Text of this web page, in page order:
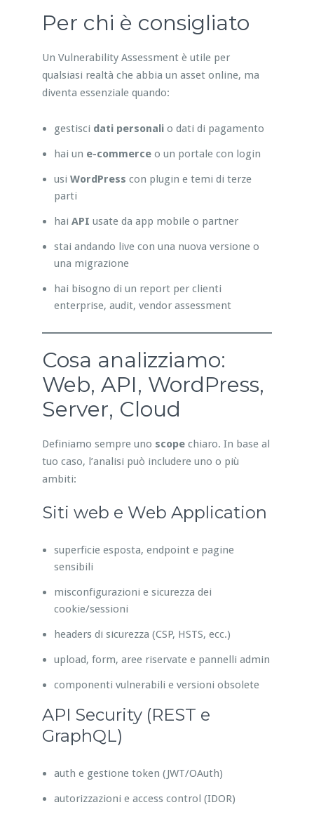
Per chi è consigliato
Un Vulnerability Assessment è utile per
qualsiasi realtà che abbia un asset online, ma
diventa essenziale quando:
gestisci dati personalio dati di pagamento
hai un e-commerceo un portale con login
usi WordPress con plugin e temi di terze
parti
hai API usate da app mobile o partner
stai andando live con una nuova versione o
una migrazione
hai bisogno di un report per clienti
enterprise, audit, vendor assessment
Cosa analizziamo:
Web, API, WordPress,
Server, Cloud
Definiamo sempre uno scopechiaro. In base al
tuo caso, l’analisi può includere uno o più
ambiti:
Siti web e Web Application
superficie esposta, endpoint e pagine
sensibili
misconfigurazioni e sicurezza dei
cookie/sessioni
headers di sicurezza (CSP, HSTS, ecc.)
upload, form, aree riservate e pannelli admin
componenti vulnerabili e versioni obsolete
API Security (REST e
GraphQL)
auth e gestione token (JWT/OAuth)
autorizzazioni e access control (IDOR)